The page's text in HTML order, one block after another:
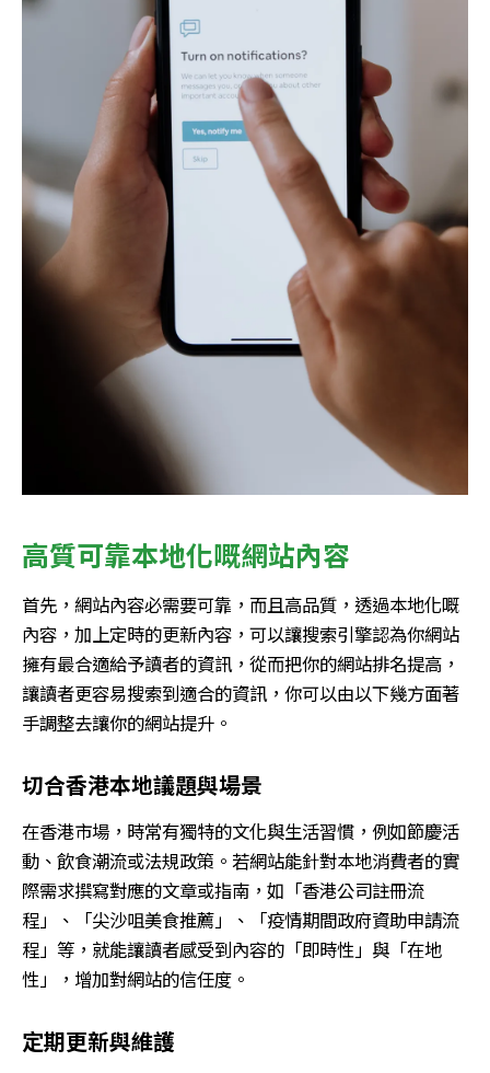
高質可靠本地化嘅網站內容
首先，網站內容必需要可靠，而且高品質，透過本地化嘅
內容，加上定時的更新內容，可以讓搜索引擎認為你網站
擁有最合適給予讀者的資訊，從而把你的網站排名提高，
讓讀者更容易搜索到適合的資訊，你可以由以下幾方面著
手調整去讓你的網站提升。
切合香港本地議題與場景
在香港市場，時常有獨特的文化與生活習慣，例如節慶活
動、飲食潮流或法規政策。若網站能針對本地消費者的實
際需求撰寫對應的文章或指南，如「香港公司註冊流
程」、「尖沙咀美食推薦」、「疫情期間政府資助申請流
程」等，就能讓讀者感受到內容的「即時性」與「在地
性」，增加對網站的信任度。
定期更新與維護